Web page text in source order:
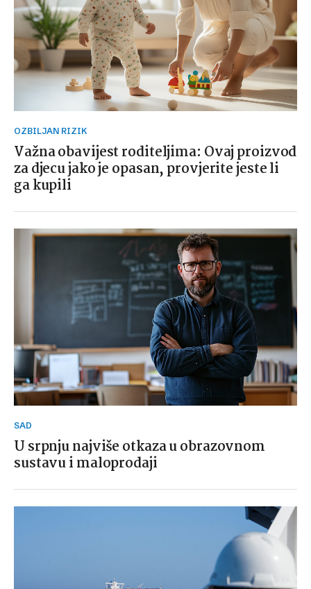
OZBILJAN RIZIK
Važna obavijest roditeljima: Ovaj proizvod
za djecu jako je opasan, provjerite jeste li
ga kupili
SAD
U srpnju najviše otkaza u obrazovnom
sustavu i maloprodaji